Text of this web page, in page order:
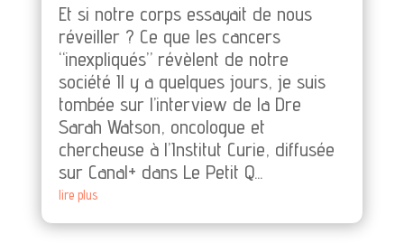
Et si notre corps essayait de nous
réveiller ? Ce que les cancers
“inexpliqués” révèlent de notre
société Il y a quelques jours, je suis
tombée sur l’interview de la Dre
Sarah Watson, oncologue et
chercheuse à l’Institut Curie, diffusée
sur Canal+ dans Le Petit Q...
lire plus